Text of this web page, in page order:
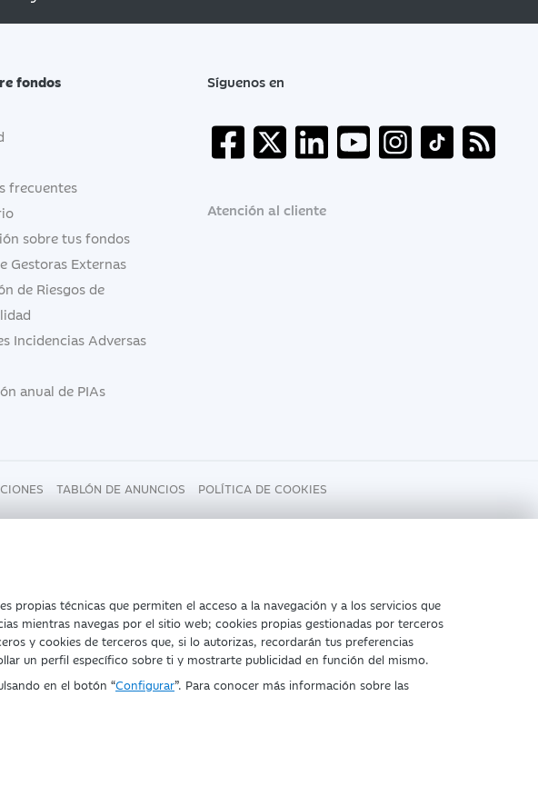
técnicas que permiten el acceso a la navegación y a los servicios que
mientras navegas por el sitio web; cookies propias gestionadas por terceros
y cookies de terceros que, si lo autorizas, recordarán tus preferencias
un perfil específico sobre ti y mostrarte publicidad en función del mismo.
en el botón “Configurar”. Para conocer más información sobre las
fondos
frecuentes
sobre tus fondos
Gestoras Externas
de Riesgos de
Incidencias Adversas
anual de PIAs
Síguenos en
Atención al cliente
TABLÓN DE ANUNCIOS
POLÍTICA DE COOKIES
F.1. H.Z.-52186, Inscripc.1º).
2085.